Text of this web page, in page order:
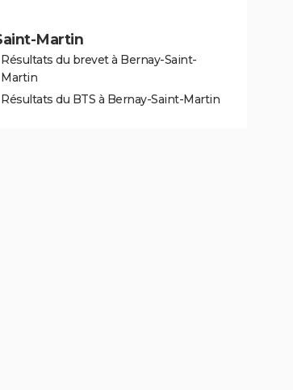
Martin
Résultats du brevet à Bernay-Saint-
Martin
Résultats du BTS à Bernay-Saint-Martin